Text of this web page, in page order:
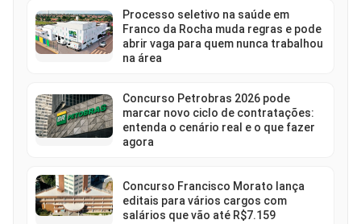
Processo seletivo na saúde em
Franco da Rocha muda regras e pode
abrir vaga para quem nunca trabalhou
na área
Concurso Petrobras 2026 pode
marcar novo ciclo de contratações:
entenda o cenário real e o que fazer
agora
Concurso Francisco Morato lança
editais para vários cargos com
salários que vão até R$7.159